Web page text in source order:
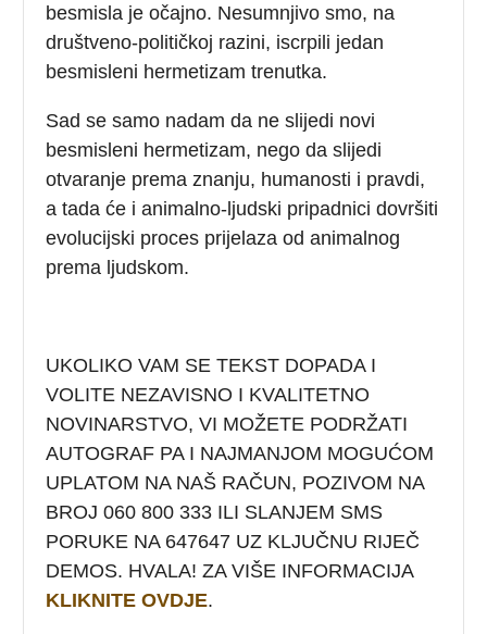
besmisla je očajno. Nesumnjivo smo, na
društveno-političkoj razini, iscrpili jedan
besmisleni hermetizam trenutka.
Sad se samo nadam da ne slijedi novi
besmisleni hermetizam, nego da slijedi
otvaranje prema znanju, humanosti i pravdi,
a tada će i animalno-ljudski pripadnici dovršiti
evolucijski proces prijelaza od animalnog
prema ljudskom.
UKOLIKO VAM SE TEKST DOPADA I
VOLITE NEZAVISNO I KVALITETNO
NOVINARSTVO, VI MOŽETE PODRŽATI
AUTOGRAF PA I NAJMANJOM MOGUĆOM
UPLATOM NA NAŠ RAČUN, POZIVOM NA
BROJ 060 800 333 ILI SLANJEM SMS
PORUKE NA 647647 UZ KLJUČNU RIJEČ
DEMOS. HVALA! ZA VIŠE INFORMACIJA
KLIKNITE OVDJE.